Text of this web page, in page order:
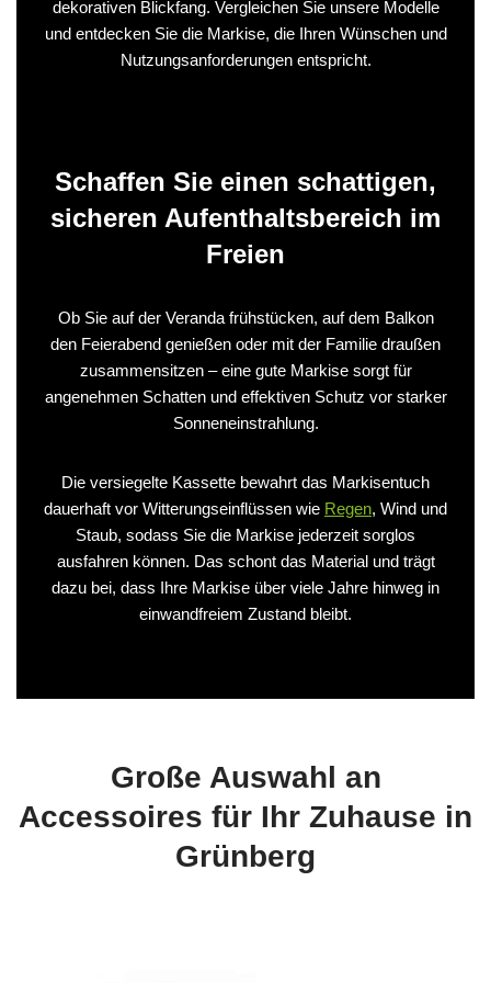
dekorativen Blickfang. Vergleichen Sie unsere Modelle
und entdecken Sie die Markise, die Ihren Wünschen und
Nutzungsanforderungen entspricht.
Schaffen Sie einen schattigen,
sicheren Aufenthaltsbereich im
Freien
Ob Sie auf der Veranda frühstücken, auf dem Balkon
den Feierabend genießen oder mit der Familie draußen
zusammensitzen – eine gute Markise sorgt für
angenehmen Schatten und effektiven Schutz vor starker
Sonneneinstrahlung.
Die versiegelte Kassette bewahrt das Markisentuch
dauerhaft vor Witterungseinflüssen wie Regen, Wind und
Staub, sodass Sie die Markise jederzeit sorglos
ausfahren können. Das schont das Material und trägt
dazu bei, dass Ihre Markise über viele Jahre hinweg in
einwandfreiem Zustand bleibt.
Große Auswahl an
Accessoires für Ihr Zuhause in
Grünberg